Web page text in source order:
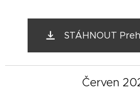
STÁHNOUT
Červen